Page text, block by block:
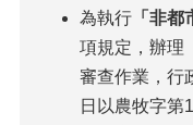
為執行 「非
項規定，辦理
審查作業，行
日以農牧字第